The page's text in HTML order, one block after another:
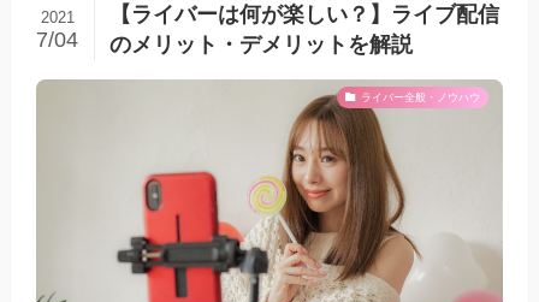
【ライバーは何が楽しい？】ライブ配信
のメリット・デメリットを解説
2021
7/04
ライバー全般・ノウハウ